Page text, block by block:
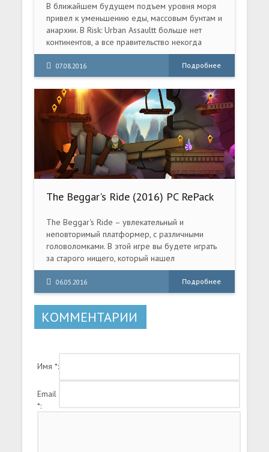
спасти все человечество?
В ближайшем будущем подъем уровня моря
привел к уменьшению еды, массовым бунтам и
анархии. В Risk: Urban Assaultt больше нет
континентов, а все правительство некогда
процветающих государств сменилось новыми
фракциями, которые стремятся заполучить
контроль над миром посредством сражений.
07.08.2016 Подробнее
The Beggar's Ride (2016) PC RePack
The Beggar's Ride – увлекательный и
неповторимый платформер, с различными
головоломками. В этой игре вы будете играть
за старого нищего, который нашел
таинственную маску, которая является ключом
для прохода в другой мир. Этот ключ был
создан для того чтобы его нашел отважный
герой и спаситель всего мира, но он достался
обычному старому нищему.
06.05.2016 Подробнее
КОММЕНТАРИИ
Имя *:
Email
*: